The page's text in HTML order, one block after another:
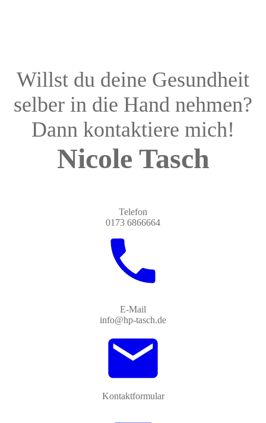
Willst du deine Gesundheit
selber in die Hand nehmen?
Dann kontaktiere mich!
Nicole Tasch
Telefon
0173 6866664
E-Mail
info@hp-tasch.de
Kontaktformular